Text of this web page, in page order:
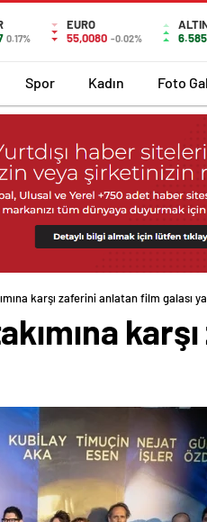
0.17%
EURO
55,0080 -0.02%
Spor Kadın Foto
karşı zaferini anlatan film galası